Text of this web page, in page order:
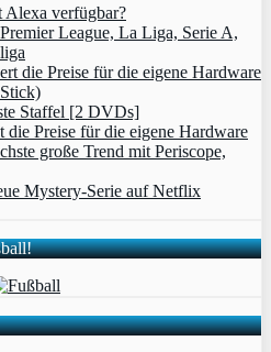
Alexa verfügbar?
League, La Liga, Serie A,
die Preise für die eigene Hardware
Staffel [2 DVDs]
die Preise für die eigene Hardware
große Trend mit Periscope,
Mystery-Serie auf Netflix